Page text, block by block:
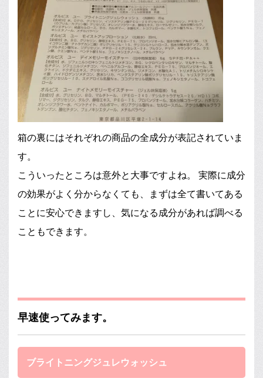
箱の裏にはそれぞれの商品の全成分が表記されていま
す。
こういったところは意外と大事ですよね。 実際に成分
の効果がよく分からなくても、まずは全て書いてある
ことに安心できますし、気になる成分があれば調べる
こともできます。
早速使ってみます。
ブライトニングジュレウォッシュ